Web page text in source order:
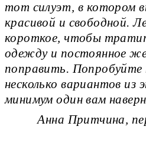
тот силуэт, в котором
красивой и свободной.
короткое, чтобы
одежду и постоянное
поправить. Попробуйте
несколько вариантов из
минимум один вам
Анна Притчина,